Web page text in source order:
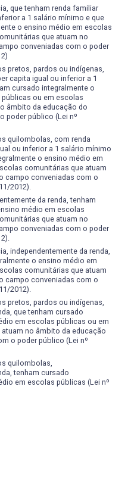
que tenham renda familiar
a 1 salário mínimo e que
o ensino médio em escolas
que atuam no
conveniadas com o poder
pretos, pardos ou indígenas,
capita igual ou inferior a 1
cursado integralmente o
ou em escolas
âmbito da educação do
poder público (Lei nº
quilombolas, com renda
ou inferior a 1 salário mínimo
o ensino médio em
comunitárias que atuam
campo conveniadas com o
2012).
da renda, tenham
médio em escolas
que atuam no
conveniadas com o poder
independentemente da renda,
o ensino médio em
comunitárias que atuam
campo conveniadas com o
2012).
pretos, pardos ou indígenas,
que tenham cursado
em escolas públicas ou em
no âmbito da educação
o poder público (Lei nº
quilombolas,
tenham cursado
em escolas públicas (Lei nº